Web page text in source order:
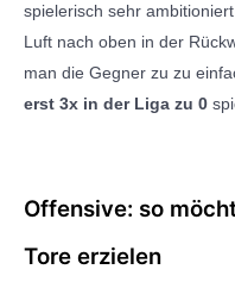
spielerisch sehr
Luft nach oben in der
man die Gegner zu zu
erst 3x in der Liga zu 0
Offensive: so
Tore erzielen